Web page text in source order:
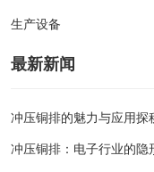
生产设备
最新新闻
冲压铜排的魅力与应用探
冲压铜排：电子行业的隐